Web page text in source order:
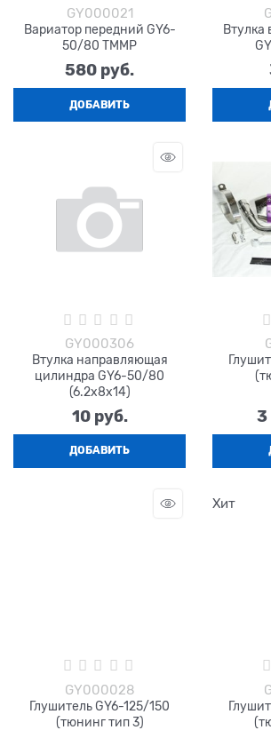
GY000021
Вариатор передний GY6-
50/80 TMMP
580 руб.
ДОБАВИТЬ
Втулка
GY000306
Втулка направляющая
цилиндра GY6-50/80
(6.2х8х14)
10 руб.
ДОБАВИТЬ
3
GY000028
Глушитель GY6-125/150
(тюнинг тип 3)
Хит